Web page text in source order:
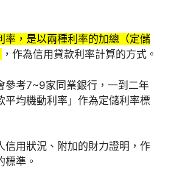
率，是以兩種利率的加總（定儲
，作為信用貸款利率計算的方式。
參考7~9家同業銀行，一到二年
平均機動利率」作為定儲利率標
信用狀況、附加的財力證明，作
標準。